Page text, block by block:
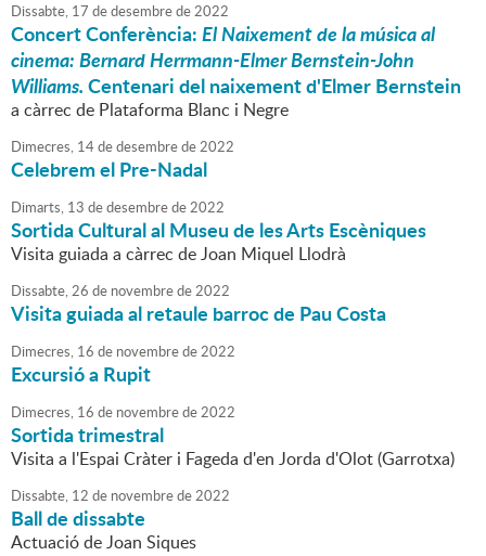
Dissabte, 17 dedesembrede2022
Concert Conferència:El Naixement de la música al
cinema: Bernard Herrmann-Elmer Bernstein-John
Williams.Centenari del naixement d'Elmer Bernstein
a càrrec de Plataforma Blanc i Negre
Dimecres, 14dedesembrede2022
Celebrem el Pre-Nadal
Dimarts, 13 dedesembrede2022
Sortida Cultural al Museu de les Arts Escèniques
Visita guiada a càrrec de Joan Miquel Llodrà
Dissabte,26 de novembrede2022
Visita guiada al retaule barroc de Pau Costa
Dimecres, 16 de novembrede2022
Excursió a Rupit
Dimecres, 16 de novembrede2022
Sortida trimestral
Visita a l'Espai Cràter i Fageda d'en Jorda d'Olot (Garrotxa)
Dissabte, 12 de novembrede2022
Ball de dissabte
Actuació de Joan Siques